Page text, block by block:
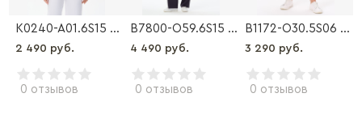
K0240-A01.6S15 Блузка
2 490 руб.
0 отзывов
B7800-O59.6S15 Брюки
4 490 руб.
0 отзывов
B1172-O30.5S06 Брюки
3 290 руб.
0 отзывов